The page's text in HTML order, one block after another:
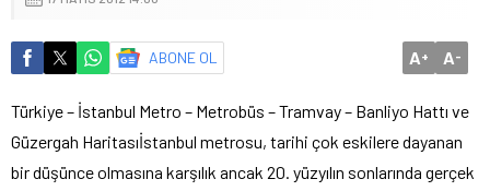
ABONE OL A+ A-
Türkiye – İstanbul Metro – Metrobüs – Tramvay – Banliyo Hattı ve
Güzergah Haritasıİstanbul metrosu, tarihi çok eskilere dayanan
bir düşünce olmasına karşılık ancak 20. yüzyılın sonlarında gerçek